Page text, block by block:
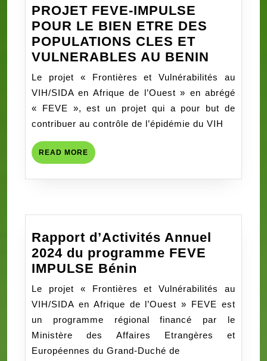
PROJET FEVE-IMPULSE
POUR LE BIEN ETRE DES
POPULATIONS CLES ET
VULNERABLES AU BENIN
FEVE-
POUR
LE
ET
AU
Le projet « Frontières et Vulnérabilités au
VIH/SIDA en Afrique de l’Ouest » en abrégé
« FEVE », est un projet qui a pour but de
contribuer au contrôle de l’épidémie du VIH
READ MORE READ
MORE
Rapport d’Activités Annuel
2024 du programme FEVE
IMPULSE Bénin
d’Activités
Annuel
2024
programme
Le projet « Frontières et Vulnérabilités au
VIH/SIDA en Afrique de l’Ouest » FEVE est
un programme régional financé par le
Ministère des Affaires Etrangères et
Européennes du Grand-Duché de